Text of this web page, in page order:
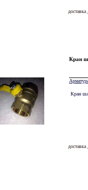
Кран
Кран